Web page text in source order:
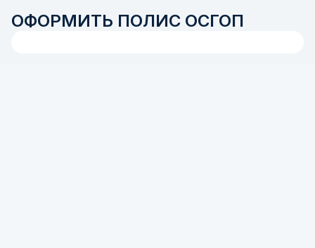
ОФОРМИТЬ ПОЛИС ОСГОП